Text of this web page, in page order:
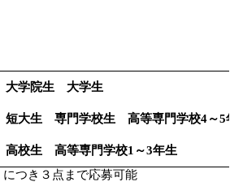
学院生 大学生
大生 専門学校生 高等専門学校4～5年
校生 高等専門学校1～3年生
つき３点まで応募可能